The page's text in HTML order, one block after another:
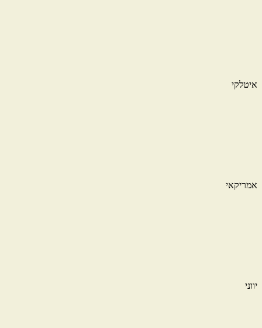
איטלקי
אמריקאי
יווני